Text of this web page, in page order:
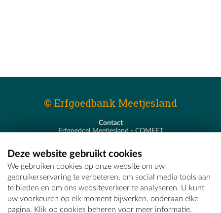
© Erfgoedbank Meetjesland
Contact
Erfgoedcel Meetjesland - COMEET
T - 09 373 75 96
E -erfgoedcel@comeet.be
Deze website gebruikt cookies
We gebruiken cookies op onze website om uw
gebruikerservaring te verbeteren, om social media tools aan
te bieden en om ons websiteverkeer te analyseren. U kunt
uw voorkeuren op elk moment bijwerken, onderaan elke
pagina. Klik op cookies beheren voor meer informatie.